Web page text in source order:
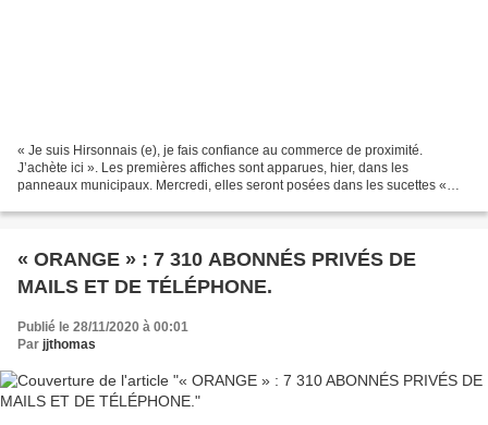
« Je suis Hirsonnais (e), je fais confiance au commerce de proximité.
J’achète ici ». Les premières affiches sont apparues, hier, dans les
panneaux municipaux. Mercredi, elles seront posées dans les sucettes «
« ORANGE » : 7 310 ABONNÉS PRIVÉS DE
MAILS ET DE TÉLÉPHONE.
Publié le 28/11/2020 à 00:01
Par jjthomas